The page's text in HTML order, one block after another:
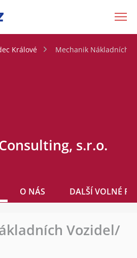
Králové Mechanik Nákladních
s.r.o.
O NÁS DALŠÍ VOLNÉ
Vozidel/